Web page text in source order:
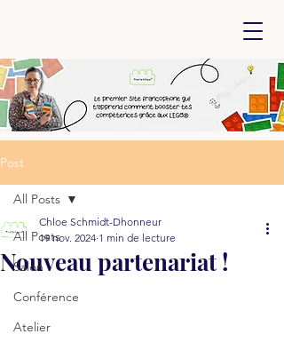
Post
All Posts
Salon
Conférence
Atelier
All Posts
Nouveau partenariat !
Chloe Schmidt-Dhonneur
19 nov. 2024 1 min de lecture